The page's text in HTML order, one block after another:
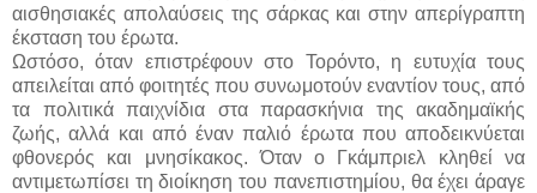
αισθησιακές απολαύσεις της σάρκας και στην απερίγραπτη
έκσταση του έρωτα.
Ωστόσο, όταν επιστρέφουν στο Τορόντο, η ευτυχία τους
απειλείται από φοιτητές που συνωμοτούν εναντίον τους, από
τα πολιτικά παιχνίδια στα παρασκήνια της ακαδημαϊκής
ζωής, αλλά και από έναν παλιό έρωτα που αποδεικνύεται
φθονερός και μνησίκακος. Όταν ο Γκάμπριελ κληθεί να
αντιμετωπίσει τη διοίκηση του πανεπιστημίου, θα έχει άραγε